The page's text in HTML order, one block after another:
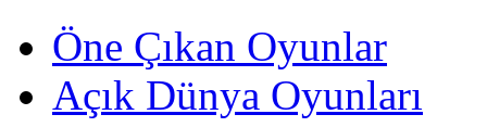
Öne Çıkan Oyunlar
Açık Dünya Oyunları